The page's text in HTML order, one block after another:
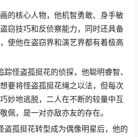
的核心人物，他机智勇敢、身手敏
窃技巧和反侦察能力，同时还具备
使他在盗窃界和演艺界都有着极高
踪怪盗孤挺花的侦探，他聪明睿智、
要将怪盗孤挺花绳之以法，但每次
妙地逃脱，二人在不断的较量中互
佩，是一对亦敌亦友的存在。
盗孤挺花转型成为偶像明星后，他的